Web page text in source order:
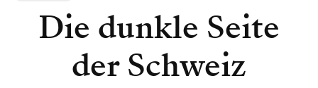
Die dunkle Seite
der Schweiz